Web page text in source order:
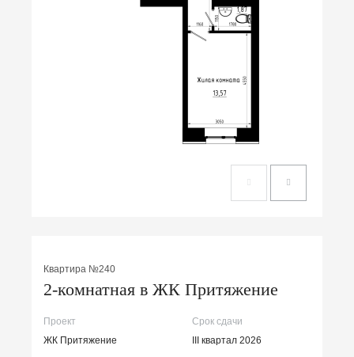
Квартира №240
2-комнатная в ЖК Притяжение
Проект
ЖК Притяжение
Срок сдачи
III квартал 2026